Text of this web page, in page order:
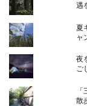
遇
夏
ャ
夜
ご
散